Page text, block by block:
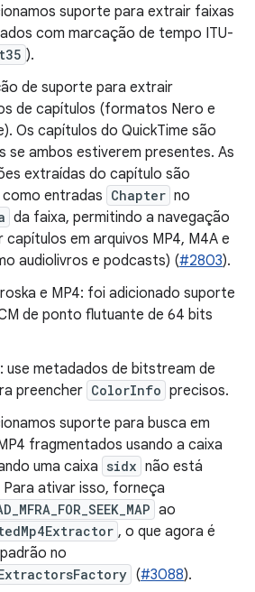
suporte para extrair faixas
com marcação de tempo ITU-
).
de suporte para extrair
de capítulos (formatos Nero e
Os capítulos do QuickTime são
se ambos estiverem presentes. As
extraídas do capítulo são
entradas Chapter no
da faixa, permitindo a navegação
capítulos em arquivos MP4, M4A e
audiolivros e podcasts) (#2803).
e MP4: foi adicionado suporte
de ponto flutuante de 64 bits
use metadados de bitstream de
preencher ColorInfo precisos.
suporte para busca em
fragmentados usando a caixa
uma caixa sidx não está
ativar isso, forneça
ao
, o que agora é
no
(#3088).